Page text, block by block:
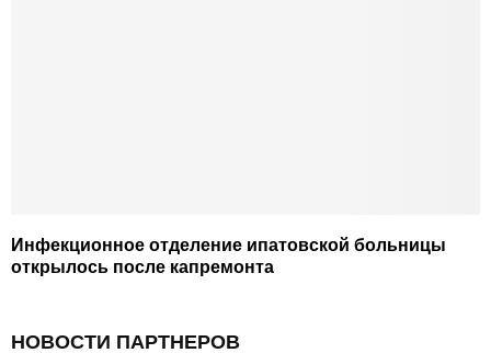
Инфекционное отделение ипатовской больницы
открылось после капремонта
НОВОСТИ ПАРТНЕРОВ